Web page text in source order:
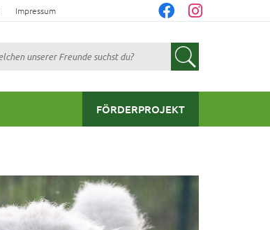
Impressum
Suchen
FÖRDERPROJEKT